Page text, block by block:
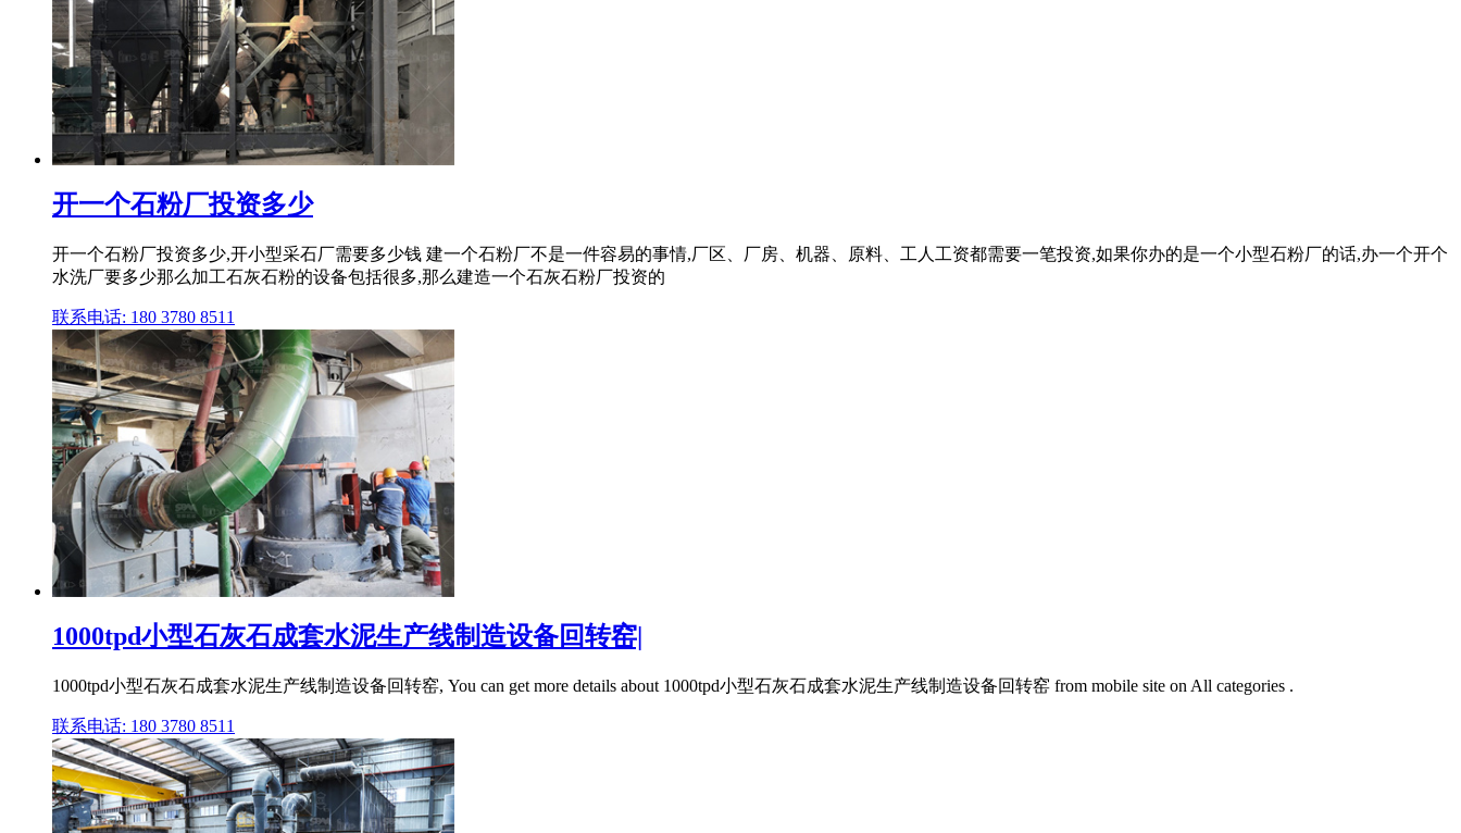
开一个石粉厂投资多少
开一个石粉厂投资多少,开小型采石厂需要多少钱 建一个石粉厂不是一件容易的事情,厂区、厂房、机器、原料、工人工资都需要一笔投资,如果你办的是一个小型石粉厂的话,办一个开个
水洗厂要多少那么加工石灰石粉的设备包括很多,那么建造一个石灰石粉厂投资的
联系电话: 180 3780 8511
1000tpd小型石灰石成套水泥生产线制造设备回转窑|
1000tpd小型石灰石成套水泥生产线制造设备回转窑, You can get more details about 1000tpd小型石灰石成套水泥生产线制造设备回转窑 from mobile site on All categories .
联系电话: 180 3780 8511